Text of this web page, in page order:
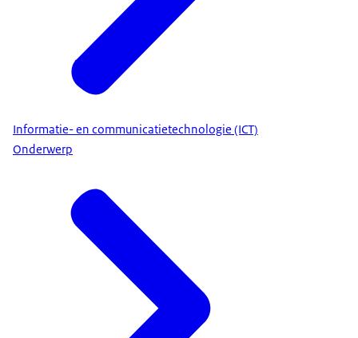
Informatie- en communicatietechnologie (ICT)
Onderwerp